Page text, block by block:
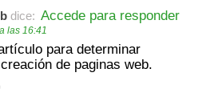
dice:
las 16:41
para determinar
de paginas web.
Accede para responder